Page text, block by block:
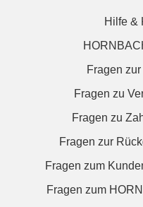
Hilfe &
Fragen
Fragen zu
Fragen zu
Fragen zur
Fragen zum
Fragen zum